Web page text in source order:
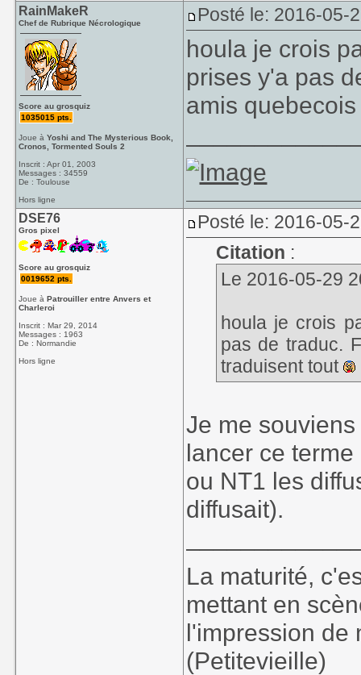
RainMakeR
Chef de Rubrique Nécrologique
Score au grosquiz
1035015 pts.
Joue àYoshi and The Mysterious Book,
Cronos, Tormented Souls 2
Inscrit : Apr 01, 2003
Messages : 34559
De : Toulouse
Hors ligne
Posté le: 2016-05-
houla je crois
prises y'a pas
amis
DSE76
Gros pixel
Score au grosquiz
0019652 pts.
Joue àPatrouiller entre Anvers et
Charleroi
Inscrit : Mar 29, 2014
Messages : 1963
De : Normandie
Hors ligne
Posté le: 2016-05-
Citation :
Le 2016-05-29
houla je crois
pas de traduc.
traduisent tout
Je me
lancer ce
ou NT1 les
diffusait).
La maturité,
mettant en
l'impression de
(Petitevieille)